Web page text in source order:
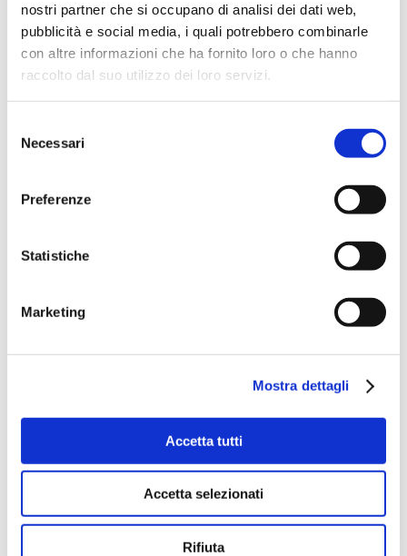
nostri partner che si occupano di analisi dei dati web,
pubblicità e social media, i quali potrebbero combinarle
con altre informazioni che ha fornito loro o che hanno
raccolto dal suo utilizzo dei loro servizi.
delNecessari
Preferenze
Statistiche
Marketing
Mostra dettagli
Accetta tutti
Accetta selezionati
Rifiuta